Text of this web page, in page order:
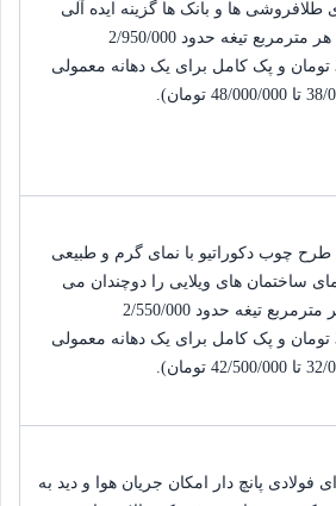
طلافروشی ها و بانک ها گزینه ایده آلی
مترمربع تیغه حدود 2/950/000
تومان و پک کامل برای یک دهانه معمولی
38/ تا 48/000/000 تومان).
چوب دکوراتیو با نمای گرم و طبیعی
ساختمان های ویلایی را دوچندان می
مترمربع تیغه حدود 2/550/000
تومان و پک کامل برای یک دهانه معمولی
32/ تا 42/500/000 تومان).
فولادی پانچ دار امکان جریان هوا و دید به